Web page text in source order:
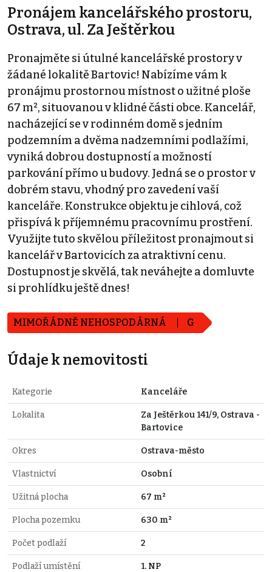
Pronájem kancelářského prostoru,
Ostrava, ul. Za Ještěrkou
Pronajměte si útulné kancelářské prostory v
žádané lokalitě Bartovic! Nabízíme vám k
pronájmu prostornou místnost o užitné ploše
67 m², situovanou v klidné části obce. Kancelář,
nacházející se v rodinném domě s jedním
podzemním a dvěma nadzemními podlažími,
vyniká dobrou dostupností a možností
parkování přímo u budovy. Jedná se o prostor v
dobrém stavu, vhodný pro zavedení vaší
kanceláře. Konstrukce objektu je cihlová, což
přispívá k příjemnému pracovnímu prostření.
Využijte tuto skvělou příležitost pronajmout si
kancelář v Bartovicích za atraktivní cenu.
Dostupnost je skvělá, tak neváhejte a domluvte
si prohlídku ještě dnes!
MIMOŘÁDNĚ NEHOSPODÁRNÁ G
Údaje k nemovitosti
Kategorie Kanceláře
Lokalita
Za Ještěrkou 141/9, Ostrava -
Bartovice
Okres Ostrava-město
Vlastnictví Osobní
Užitná plocha 67 m²
Plocha pozemku 630 m²
Počet podlaží 2
Podlaží umístění 1. NP